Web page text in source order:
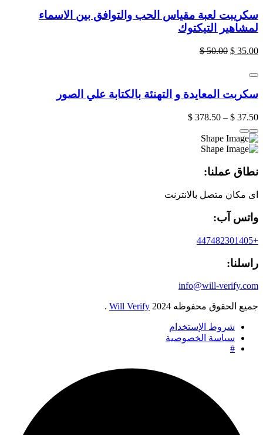
سكريبت لعبة مقياس الحب والتوافق بين الاسماء
لمشاهير التيكتوك
35.00
$
50.00
$
سكربت المعايدة و التهنئة بالكتابة علي الصور
37.50
$
–
378.50
$
نطاق عملنا:
اى مكان متصل بالانترنت
واتس آب:
+447482301405
راسلنا:
info@will-verify.com
جميع الحقوق محفوظه 2024
Will Verify
.
شروط الإستخدام
سياسة الخصوصية
#